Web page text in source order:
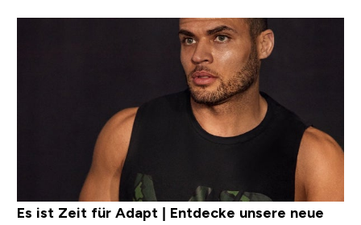
Es ist Zeit für Adapt | Entdecke unsere neue